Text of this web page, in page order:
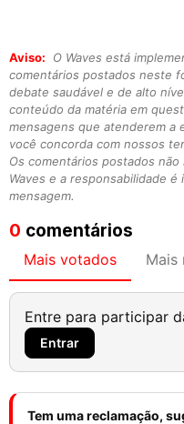
Aviso:
O Waves está
comentários postados neste
debate saudável e de alto
conteúdo da matéria em
mensagens que atenderem a
você concorda com nossos
Os comentários postados
Waves e a responsabilidade
mensagem.
0 comentários
Mais votados Mais
Entre para participar
Entrar
Tem uma reclamação,